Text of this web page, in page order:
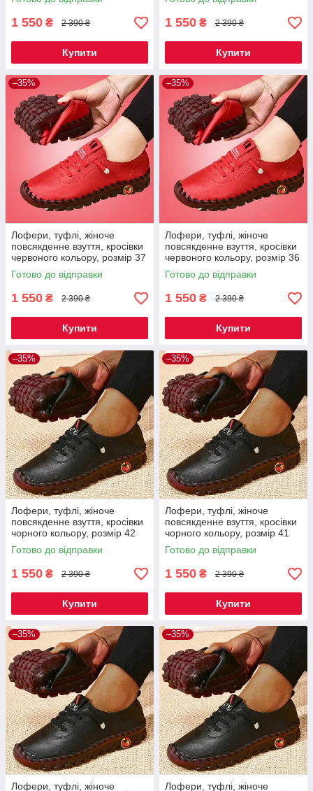
1 550 ₴ 2 390 ₴
Купити
1 550 ₴ 2 390 ₴
Купити
–35%
Лофери, туфлі, жіноче
повсякденне взуття, кросівки
червоного кольору, розмір 37
Код 67-0016
Готово до відправки
1 550 ₴ 2 390 ₴
Купити
–35%
Лофери, туфлі, жіноче
повсякденне взуття, кросівки
червоного кольору, розмір 36
Код 67-0015
Готово до відправки
1 550 ₴ 2 390 ₴
Купити
–35%
Лофери, туфлі, жіноче
повсякденне взуття, кросівки
чорного кольору, розмір 42
Код 67-0007
Готово до відправки
1 550 ₴ 2 390 ₴
Купити
–35%
Лофери, туфлі, жіноче
повсякденне взуття, кросівки
чорного кольору, розмір 41
Код 67-0006
Готово до відправки
1 550 ₴ 2 390 ₴
Купити
–35%
Лофери, туфлі, жіноче
–35%
Лофери, туфлі, жіноче